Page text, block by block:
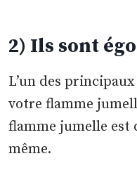
2) Ils sont
L’un des
votre flamme
flamme jumelle est
même.